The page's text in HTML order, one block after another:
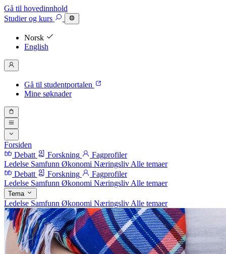
Gå til hovedinnhold
Studierog kurs
Norsk
English
Gå til studentportalen
Mine søknader
Forsiden
Debatt
Forskning
Fagprofiler
Ledelse Samfunn Økonomi Næringsliv Alle temaer
Debatt
Forskning
Fagprofiler
Ledelse Samfunn Økonomi Næringsliv Alle temaer
Tema
Ledelse Samfunn Økonomi Næringsliv Alle temaer